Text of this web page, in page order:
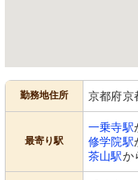
勤務地住所 京都府京
最寄り駅
一乗寺駅
修学院駅
茶山駅か